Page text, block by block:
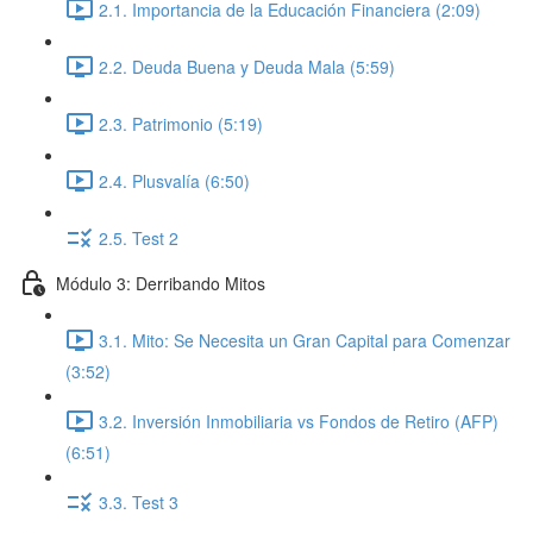
2.1. Importancia de la Educación Financiera (2:09)
2.2. Deuda Buena y Deuda Mala (5:59)
2.3. Patrimonio (5:19)
2.4. Plusvalía (6:50)
2.5. Test 2
Módulo 3: Derribando Mitos
3.1. Mito: Se Necesita un Gran Capital para Comenzar
(3:52)
3.2. Inversión Inmobiliaria vs Fondos de Retiro (AFP)
(6:51)
3.3. Test 3